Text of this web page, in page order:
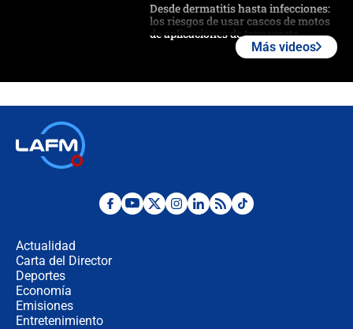
Desde dermatitis hasta infecciones:
los riesgos de usar cascos de motos
de aplicaciones de transporte
Posesión de Abelardo De La Espriella
Más videos
Actualidad
Carta del Director
Deportes
Economía
Emisiones
Entretenimiento